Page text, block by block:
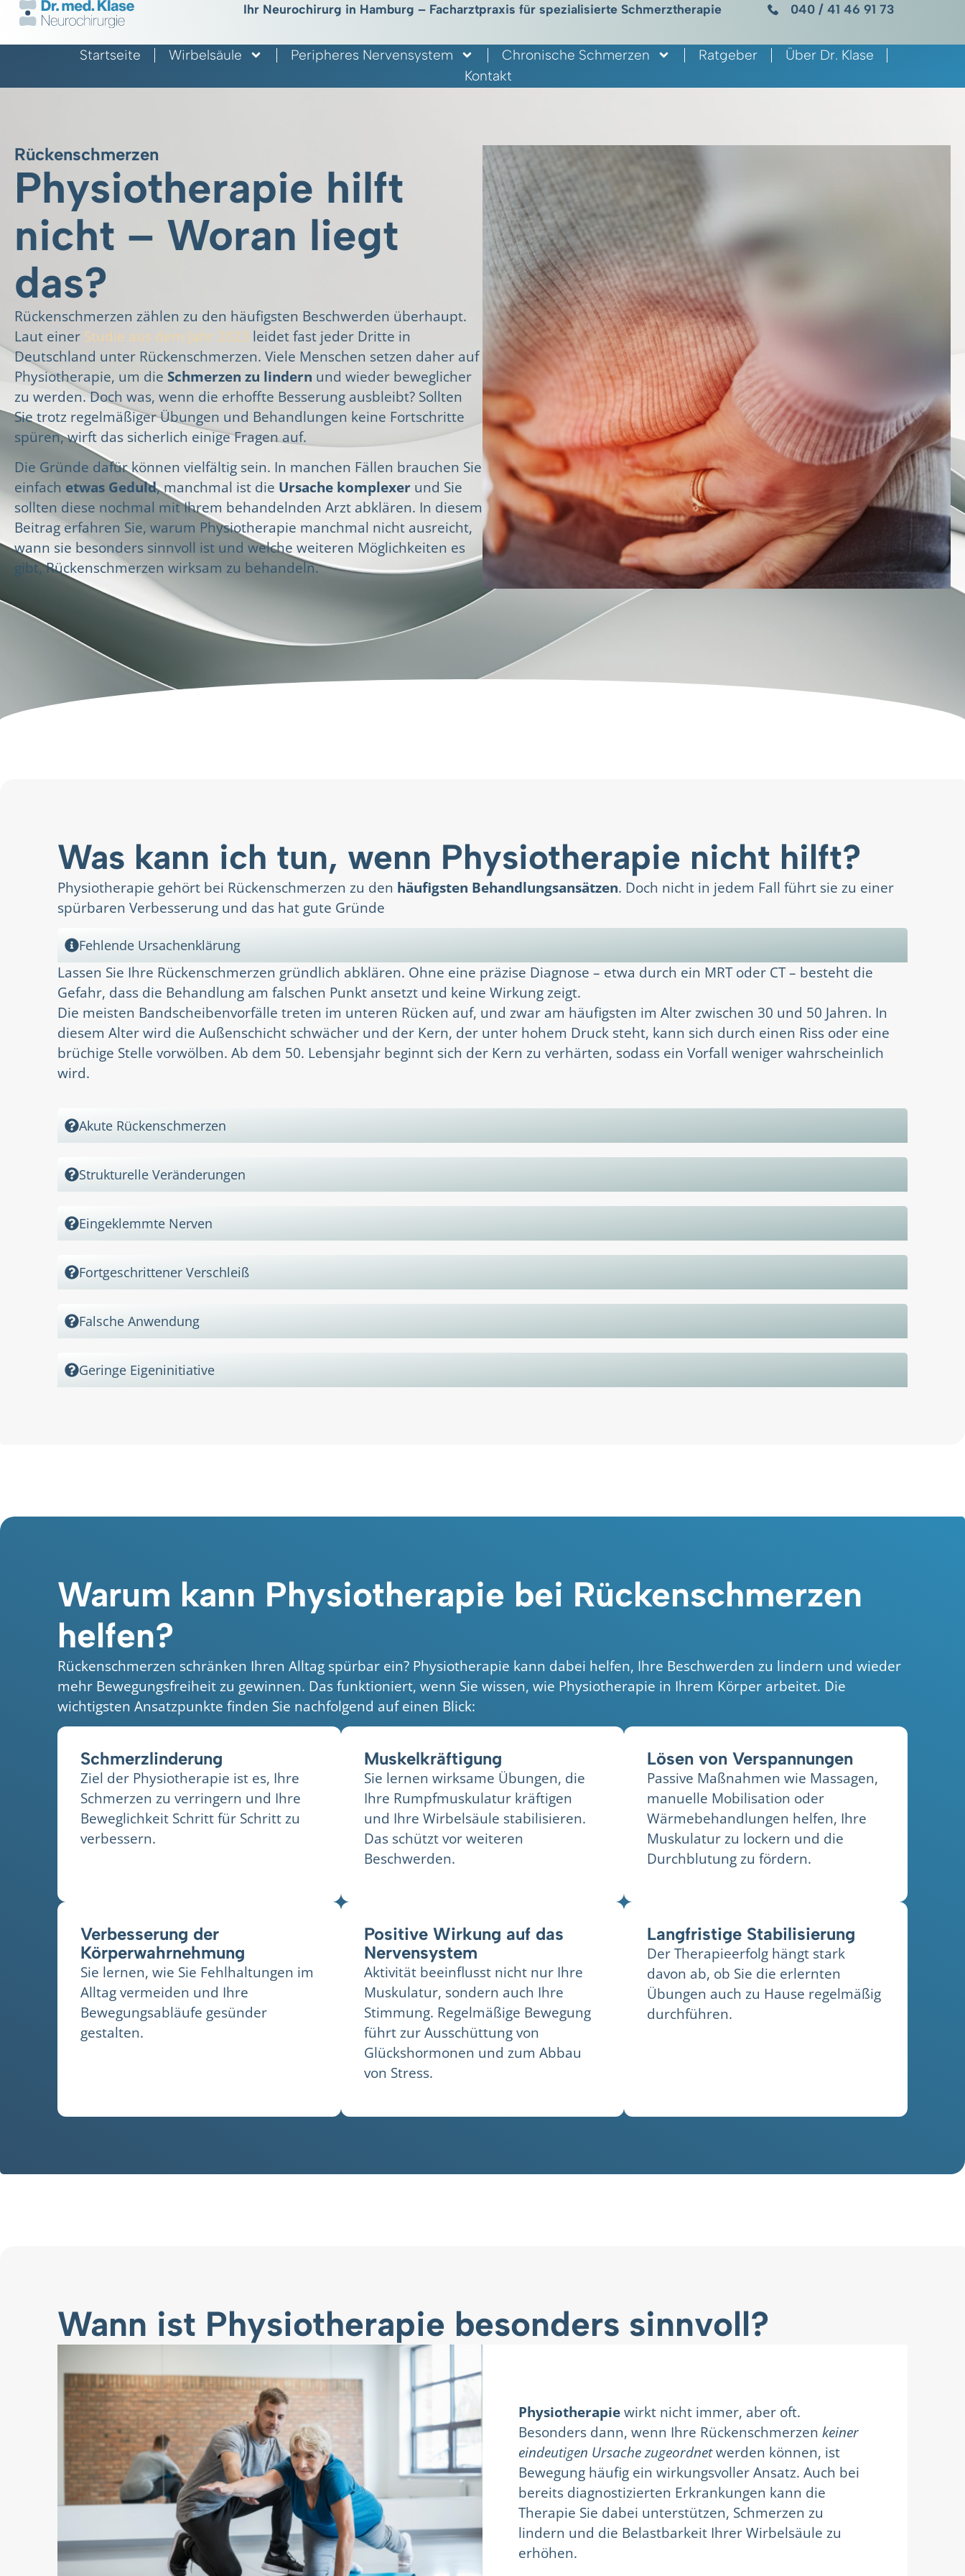
Ihr Neurochirurg in Hamburg – Facharztpraxis für spezialisierte Schmerztherapie 040 / 41 46 91 73
Startseite Wirbelsäule Peripheres Nervensystem Chronische Schmerzen Ratgeber
Über Dr. Klase
Kontakt
Rückenschmerzen
Physiotherapie hilft
nicht – Woran liegt
das?
Rückenschmerzen zählen zu den häufigsten Beschwerden überhaupt.
Laut einer Studie aus dem Jahr 2023 leidet fast jeder Dritte in
Deutschland unter Rückenschmerzen. Viele Menschen setzen daher auf
Physiotherapie, um die Schmerzen zu lindern und wieder beweglicher
zu werden. Doch was, wenn die erhoffte Besserung ausbleibt? Sollten
Sie trotz regelmäßiger Übungen und Behandlungen keine Fortschritte
spüren, wirft das sicherlich einige Fragen auf.
Die Gründe dafür können vielfältig sein. In manchen Fällen brauchen Sie
einfach etwas Geduld, manchmal ist die Ursache komplexer und Sie
sollten diese nochmal mit Ihrem behandelnden Arzt abklären. In diesem
Beitrag erfahren Sie, warum Physiotherapie manchmal nicht ausreicht,
wann sie besonders sinnvoll ist und welche weiteren Möglichkeiten es
gibt, Rückenschmerzen wirksam zu behandeln.
Was kann ich tun, wenn Physiotherapie nicht hilft?
Physiotherapie gehört bei Rückenschmerzen zu den häufigsten Behandlungsansätzen. Doch nicht in jedem Fall führt sie zu einer
spürbaren Verbesserung und das hat gute Gründe
Fehlende Ursachenklärung
Lassen Sie Ihre Rückenschmerzen gründlich abklären. Ohne eine präzise Diagnose – etwa durch ein MRT oder CT – besteht die
Gefahr, dass die Behandlung am falschen Punkt ansetzt und keine Wirkung zeigt.
Die meisten Bandscheibenvorfälle treten im unteren Rücken auf, und zwar am häufigsten im Alter zwischen 30 und 50 Jahren. In
diesem Alter wird die Außenschicht schwächer und der Kern, der unter hohem Druck steht, kann sich durch einen Riss oder eine
brüchige Stelle vorwölben. Ab dem 50. Lebensjahr beginnt sich der Kern zu verhärten, sodass ein Vorfall weniger wahrscheinlich
wird.
Akute Rückenschmerzen
Strukturelle Veränderungen
Eingeklemmte Nerven
Fortgeschrittener Verschleiß
Falsche Anwendung
Geringe Eigeninitiative
Warum kann Physiotherapie bei Rückenschmerzen
helfen?
Rückenschmerzen schränken Ihren Alltag spürbar ein? Physiotherapie kann dabei helfen, Ihre Beschwerden zu lindern und wieder
mehr Bewegungsfreiheit zu gewinnen. Das funktioniert, wenn Sie wissen, wie Physiotherapie in Ihrem Körper arbeitet. Die
wichtigsten Ansatzpunkte finden Sie nachfolgend auf einen Blick:
Schmerzlinderung
Ziel der Physiotherapie ist es, Ihre
Schmerzen zu verringern und Ihre
Beweglichkeit Schritt für Schritt zu
verbessern.
Muskelkräftigung
Sie lernen wirksame Übungen, die
Ihre Rumpfmuskulatur kräftigen
und Ihre Wirbelsäule stabilisieren.
Das schützt vor weiteren
Beschwerden.
Lösen von Verspannungen
Passive Maßnahmen wie Massagen,
manuelle Mobilisation oder
Wärmebehandlungen helfen, Ihre
Muskulatur zu lockern und die
Durchblutung zu fördern.
Verbesserung der
Körperwahrnehmung
Sie lernen, wie Sie Fehlhaltungen im
Alltag vermeiden und Ihre
Bewegungsabläufe gesünder
gestalten.
Positive Wirkung auf das
Nervensystem
Aktivität beeinflusst nicht nur Ihre
Muskulatur, sondern auch Ihre
Stimmung. Regelmäßige Bewegung
führt zur Ausschüttung von
Glückshormonen und zum Abbau
von Stress.
Langfristige Stabilisierung
Der Therapieerfolg hängt stark
davon ab, ob Sie die erlernten
Übungen auch zu Hause regelmäßig
durchführen.
Wann ist Physiotherapie besonders sinnvoll?
Physiotherapiewirkt nicht immer, aber oft.
Besonders dann, wenn Ihre Rückenschmerzen keiner
eindeutigen Ursache zugeordnetwerden können, ist
Bewegung häufig ein wirkungsvoller Ansatz. Auch bei
bereits diagnostizierten Erkrankungen kann die
Therapie Sie dabei unterstützen, Schmerzen zu
lindern und die Belastbarkeit Ihrer Wirbelsäule zu
erhöhen.